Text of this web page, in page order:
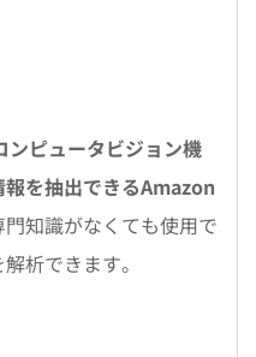
ピュータビジョン機
を抽出できるAmazon
門知識がなくても使用で
析できます。